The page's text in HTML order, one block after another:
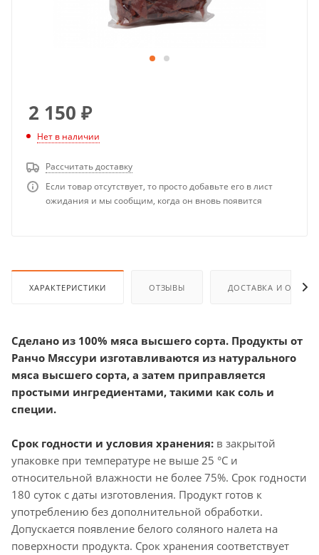
2 150 ₽
Нет в наличии
Рассчитать доставку
Если товар отсутствует, то просто добавьте его в лист
ожидания и мы сообщим, когда он вновь появится
ХАРАКТЕРИСТИКИ ОТЗЫВЫ ДОСТАВКА И
Сделано из 100% мяса высшего сорта. Продукты от
Ранчо Мяссури изготавливаются из натурального
мяса высшего сорта, а затем приправляется
простыми ингредиентами, такими как соль и
специи.
Срок годности и условия хранения: в закрытой
упаковке при температуре не выше 25 °C и
относительной влажности не более 75%. Срок годности
180 суток с даты изготовления. Продукт готов к
употреблению без дополнительной обработки.
Допускается появление белого соляного налета на
поверхности продукта. Срок хранения соответствует